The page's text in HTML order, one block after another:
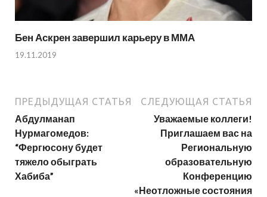
Бен Аскрен завершил карьеру в ММА
19.11.2019
ПРЕДЫДУЩАЯ СТАТЬЯ
Абдулманап
Нурмагомедов:
“Фергюсону будет
тяжело обыграть
Хабиба”
СЛЕДУЮЩАЯ СТАТЬЯ
Уважаемые коллеги!
Приглашаем вас на
Региональную
образовательную
Конференцию
«Неотложные состояния